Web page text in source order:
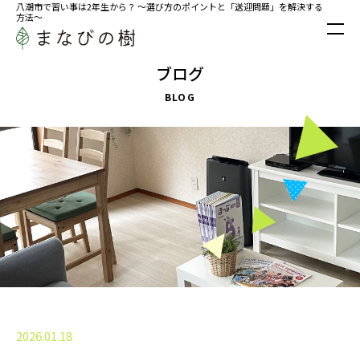
八潮市で習い事は2年生から？ ～選び方のポイントと「送迎問題」を解決する
方法～
ブログ
BLOG
2026.01.18